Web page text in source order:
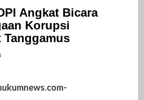
Angkat Bicara
Korupsi